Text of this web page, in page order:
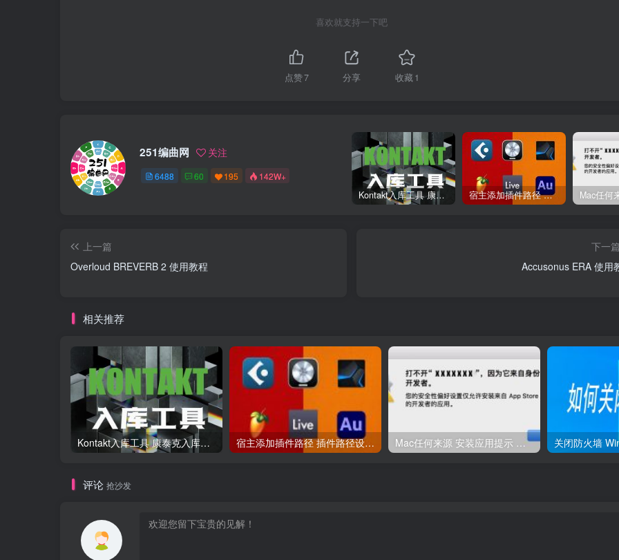
喜欢就支持一下吧
点赞7 分享 收藏1
251编曲网 关注
6488 60 195 142W+
Kontakt入库工具 康泰克入库教程 宿主添加插件路径 插件路径设置 VSTPlugins路径
上一篇
Overloud BREVERB 2 使用教程
下一篇
Accusonus ERA 使用
相关推荐
Kontakt入库工具 康泰克入库教程 宿主添加插件路径 插件路径设置 VSTPlugins路径 Mac任何来源 安装应用提示 因为它来自身份不明的开发者
评论 抢沙发